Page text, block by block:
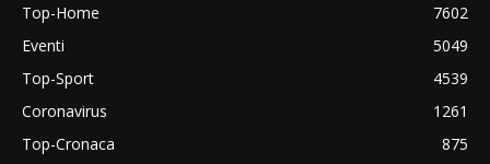
Top-Home
7602
Eventi
5049
Top-Sport
4539
Coronavirus
1261
Top-Cronaca
875